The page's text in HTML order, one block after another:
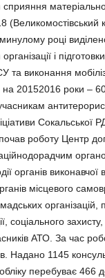
(Великомостівський
році
і
та виконання
20152016 роки –
Сокальської
роботу Центр
органів виконавчої
місцевого
організацій,
соціального
АТО. За час
Надано 1145
перебуває 466